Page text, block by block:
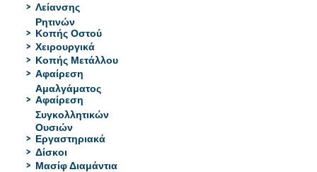
Λείανσης
Ρητινών
Κοπής Οστού
Χειρουργικά
Κοπής Μετάλλου
Αφαίρεση
Αμαλγάματος
Αφαίρεση
Συγκολλητικών
Ουσιών
Εργαστηριακά
Δίσκοι
Μασίφ Διαμάντια